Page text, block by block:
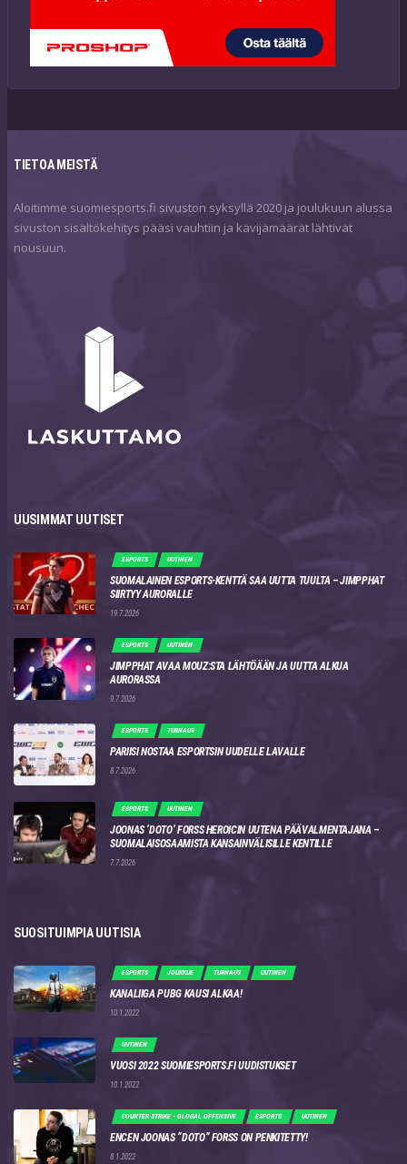
TIETOA MEISTÄ
Aloitimme suomiesports.fi sivuston syksyllä 2020 ja joulukuun alussa
sivuston sisältökehitys pääsi vauhtiin ja kävijämäärät lähtivät
nousuun.
UUSIMMAT UUTISET
ESPORTS UUTINEN
SUOMALAINEN ESPORTS-KENTTÄ SAA UUTTA TUULTA – JIMPPHAT
SIIRTYY AURORALLE
19.7.2026
ESPORTS UUTINEN
JIMPPHAT AVAA MOUZ:STA LÄHTÖÄÄN JA UUTTA ALKUA
AURORASSA
9.7.2026
ESPORTS TURNAUS
PARIISI NOSTAA ESPORTSIN UUDELLE LAVALLE
8.7.2026
ESPORTS UUTINEN
JOONAS ‘DOTO’ FORSS HEROICIN UUTENA PÄÄVALMENTAJANA –
SUOMALAISOSAAMISTA KANSAINVÄLISILLE KENTILLE
7.7.2026
SUOSITUIMPIA UUTISIA
ESPORTS JOUKKUE TURNAUS UUTINEN
KANALIIGA PUBG KAUSI ALKAA!
10.1.2022
UUTINEN
VUOSI 2022 SUOMIESPORTS.FI UUDISTUKSET
10.1.2022
COUNTER STRIKE - GLOBAL OFFENSIVE ESPORTS UUTINEN
ENCEN JOONAS “DOTO” FORSS ON PENKITETTY!
8.1.2022